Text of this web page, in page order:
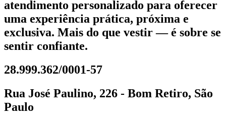
atendimento personalizado para oferecer
uma experiência prática, próxima e
exclusiva. Mais do que vestir — é sobre se
sentir confiante.
28.999.362/0001-57
Rua José Paulino, 226 - Bom Retiro, São
Paulo